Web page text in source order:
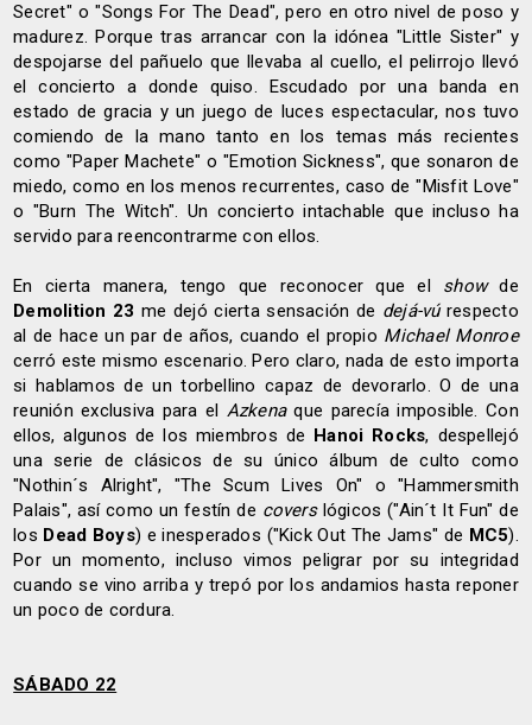
Secret" o "Songs For The Dead", pero en otro nivel de poso y
madurez. Porque tras arrancar con la idónea "Little Sister" y
despojarse del pañuelo que llevaba al cuello, el pelirrojo llevó
el concierto a donde quiso. Escudado por una banda en
estado de gracia y un juego de luces espectacular, nos tuvo
comiendo de la mano tanto en los temas más recientes
como "Paper Machete" o "Emotion Sickness", que sonaron de
miedo, como en los menos recurrentes, caso de "Misfit Love"
o "Burn The Witch". Un concierto intachable que incluso ha
servido para reencontrarme con ellos.
En cierta manera, tengo que reconocer que el showde
Demolition 23 me dejó cierta sensación de dejá-vúrespecto
al de hace un par de años, cuando el propio Michael Monroe
cerró este mismo escenario. Pero claro, nada de esto importa
si hablamos de un torbellino capaz de devorarlo. O de una
reunión exclusiva para el Azkenaque parecía imposible. Con
ellos, algunos de los miembros de
Hanoi Rocks, despellejó
una serie de clásicos de su único álbum de culto como
"Nothin´s Alright", "The Scum Lives On" o "Hammersmith
Palais", así como un festín de coverslógicos ("Ain´t It Fun" de
los Dead Boys) e inesperados ("Kick Out The Jams" de MC5).
Por un momento, incluso vimos peligrar por su integridad
cuando se vino arriba y trepó por los andamios hasta reponer
un poco de cordura.
SÁBADO 22